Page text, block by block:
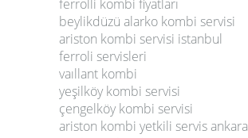
ferrolli kombi fiyatları
beylikdüzü alarko kombi servisi
ariston kombi servisi istanbul
ferroli servisleri
vaıllant kombi
yeşilköy kombi servisi
çengelköy kombi servisi
ariston kombi yetkili servis ankara